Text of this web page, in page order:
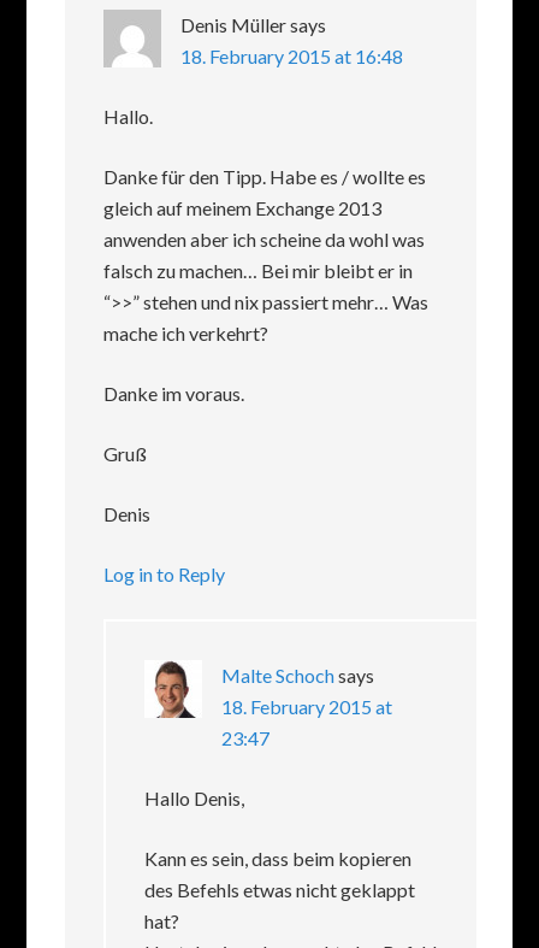
Denis Müllersays
18. February 2015 at 16:48
Hallo.
Danke für den Tipp. Habe es / wollte es
gleich auf meinem Exchange 2013
anwenden aber ich scheine da wohl was
falsch zu machen… Bei mir bleibt er in
“>>” stehen und nix passiert mehr… Was
mache ich verkehrt?
Danke im voraus.
Gruß
Denis
Log in to Reply
Malte Schochsays
18. February 2015 at
23:47
Hallo Denis,
Kann es sein, dass beim kopieren
des Befehls etwas nicht geklappt
hat?